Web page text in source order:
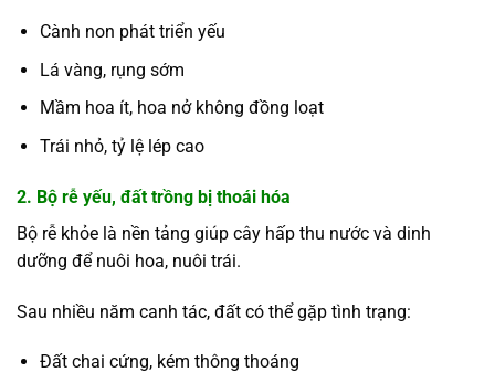
Cành non phát triển yếu
Lá vàng, rụng sớm
Mầm hoa ít, hoa nở không đồng loạt
Trái nhỏ, tỷ lệ lép cao
2. Bộ rễ yếu, đất trồng bị thoái hóa
Bộ rễ khỏe là nền tảng giúp cây hấp thu nước và dinh
dưỡng để nuôi hoa, nuôi trái.
Sau nhiều năm canh tác, đất có thể gặp tình trạng:
Đất chai cứng, kém thông thoáng